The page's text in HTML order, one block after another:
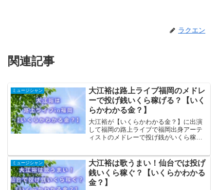
ラクエン
関連記事
ミュージシャン
大江裕は路上ライブ福岡のメドレ
ーで投げ銭いくら稼げる？【いく
らかわかる金？】
大江裕が【いくらかわかる金？】に出演
して福岡の路上ライブで福岡出身アーテ
ィストのメドレーで投げ銭がいくら稼げ
市でも路上ライブを開催。今回はいくら
稼げるのか？
ミュージシャン
大江裕は歌うまい！仙台では投げ
銭いくら稼ぐ？【いくらかわかる
金？】